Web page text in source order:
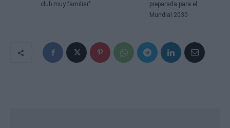
club muy familiar"
preparada para el
Mundial 2030